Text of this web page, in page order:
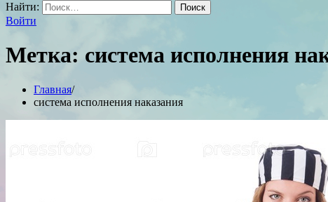
Найти:
Войти
Метка: система исполнения
Главная
система исполнения наказания